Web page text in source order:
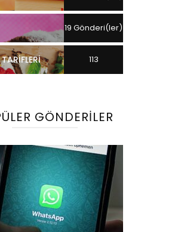
19 Gönderi(ler)
113
GÖNDERILER